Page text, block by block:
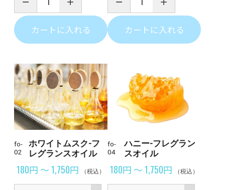
カートに入れる カートに入れる
fo-
02
ホワイトムスク-フ
レグランスオイル
180円 ～ 1,750円 （税込）
fo-
04
ハニー-フレグラン
スオイル
180円 ～ 1,750円 （税込）